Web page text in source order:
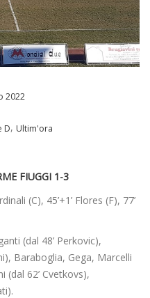
2022
D, Ultim'ora
FIUGGI 1-3
(C), 45’+1’ Flores (F), 77’
(dal 48’ Perkovic),
Baraboglia, Gega, Marcelli
(dal 62’ Cvetkovs),